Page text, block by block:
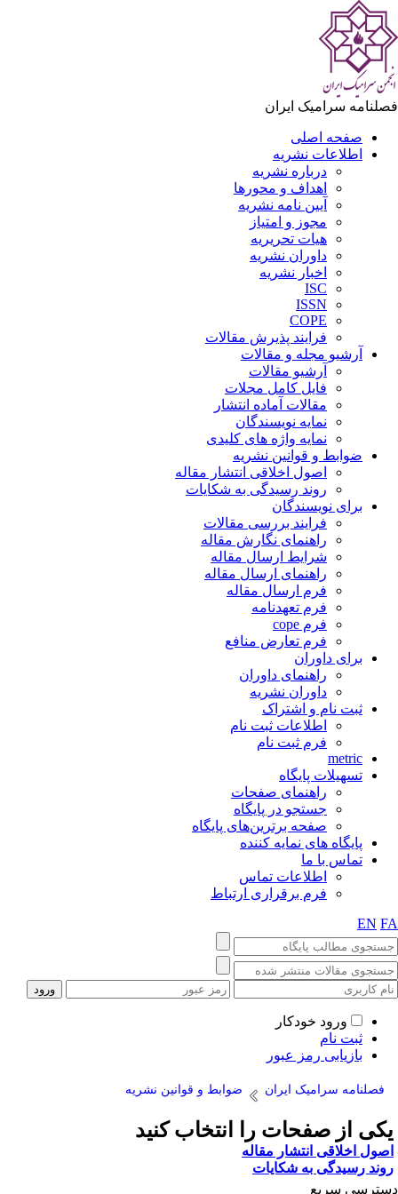
سرامیک ایران
صفحه اصلی
اطلاعات نشریه
درباره نشریه
اهداف و محورها
آیین نامه نشریه
مجوز و امتیاز
هیات تحریریه
داوران نشریه
اخبار نشریه
ISC
ISSN
COPE
فرایند پذیرش مقالات
آرشیو مجله و مقالات
آرشیو مقالات
فایل کامل مجلات
مقالات آماده انتشار
نمایه نویسندگان
نمایه واژه های کلیدی
ضوابط و قوانین نشریه
اصول اخلاقی انتشار مقاله
روند رسیدگی به شکایات
برای نویسندگان
فرایند بررسی مقالات
راهنمای نگارش مقاله
شرایط ارسال مقاله
راهنمای ارسال مقاله
فرم ارسال مقاله
فرم تعهدنامه
فرم cope
فرم تعارض منافع
برای داوران
راهنمای داوران
داوران نشریه
ثبت نام و اشتراک
اطلاعات ثبت نام
فرم ثبت نام
metric
تسهیلات پایگاه
راهنمای صفحات
جستجو در پایگاه
صفحه برترین‌های پایگاه
پایگاه های نمایه کننده
تماس با ما
اطلاعات تماس
فرم برقراری ارتباط
EN
ورود خودکار
ثبت نام
بازیابی رمز عبور
فصلنامه سرامیک ایران ضوابط و قوانین نشریه
از صفحات را انتخاب کنید
اخلاقی انتشار مقاله
رسیدگی به شکایات
سریع